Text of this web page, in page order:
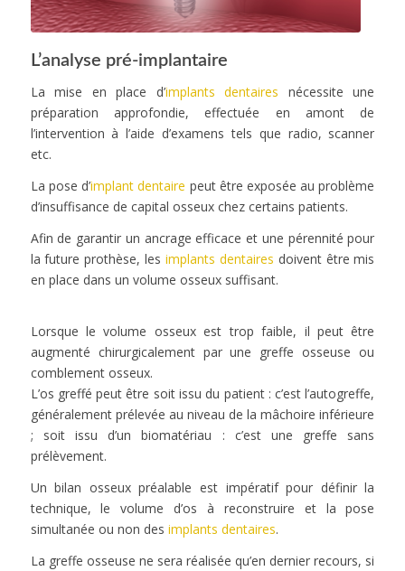
L’analyse pré-implantaire
La mise en place d’implants dentaires nécessite une
préparation approfondie, effectuée en amont de
l’intervention à l’aide d’examens tels que radio, scanner
etc.
La pose d’implant dentaire peut être exposée au problème
d’insuffisance de capital osseux chez certains patients.
Afin de garantir un ancrage efficace et une pérennité pour
la future prothèse, les implants dentaires doivent être mis
en place dans un volume osseux suffisant.
Lorsque le volume osseux est trop faible, il peut être
augmenté chirurgicalement par une greffe osseuse ou
comblement osseux.
L’os greffé peut être soit issu du patient : c’est l’autogreffe,
généralement prélevée au niveau de la mâchoire inférieure
; soit issu d’un biomatériau : c’est une greffe sans
prélèvement.
Un bilan osseux préalable est impératif pour définir la
technique, le volume d’os à reconstruire et la pose
simultanée ou non des implants dentaires.
La greffe osseuse ne sera réalisée qu’en dernier recours, si